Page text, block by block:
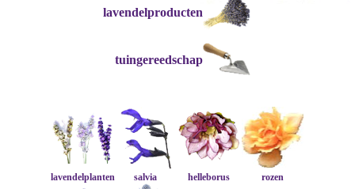
lavendelproducten
tuingereedschap
lavendelplanten salvia helleborus rozen